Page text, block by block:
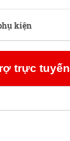
kiện
trực tuyến